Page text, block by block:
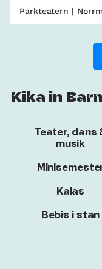
Parkteatern |
Kika in
Teater, dans
musik
Kalas
Bebis i stan